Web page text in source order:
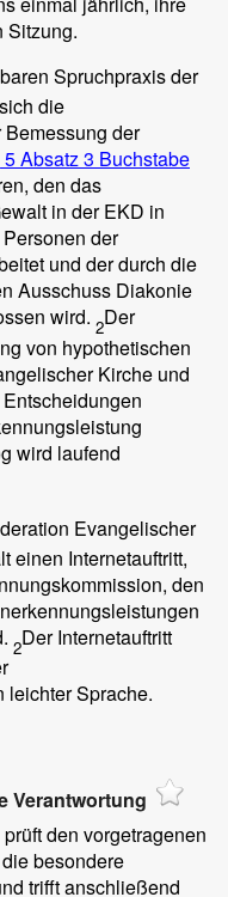
Sitzung.
Spruchpraxis der
die
der
5 Absatz 3 Buchstabe
den das
in der EKD in
der
und der durch die
Ausschuss Diakonie
wird. 2Der
von hypothetischen
Kirche und
wird laufend
Evangelischer
einen Internetauftritt,
den
2Der Internetauftritt
leichter Sprache.
Verantwortung
den vorgetragenen
besondere
trifft anschließend